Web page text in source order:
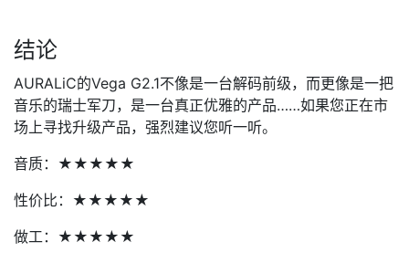
结论
AURALiC的Vega G2.1不像是一台解码前级，而更像是一把
音乐的瑞士军刀，是一台真正优雅的产品……如果您正在市
场上寻找升级产品，强烈建议您听一听。
音质：★★★★★
性价比：★★★★★
做工：★★★★★